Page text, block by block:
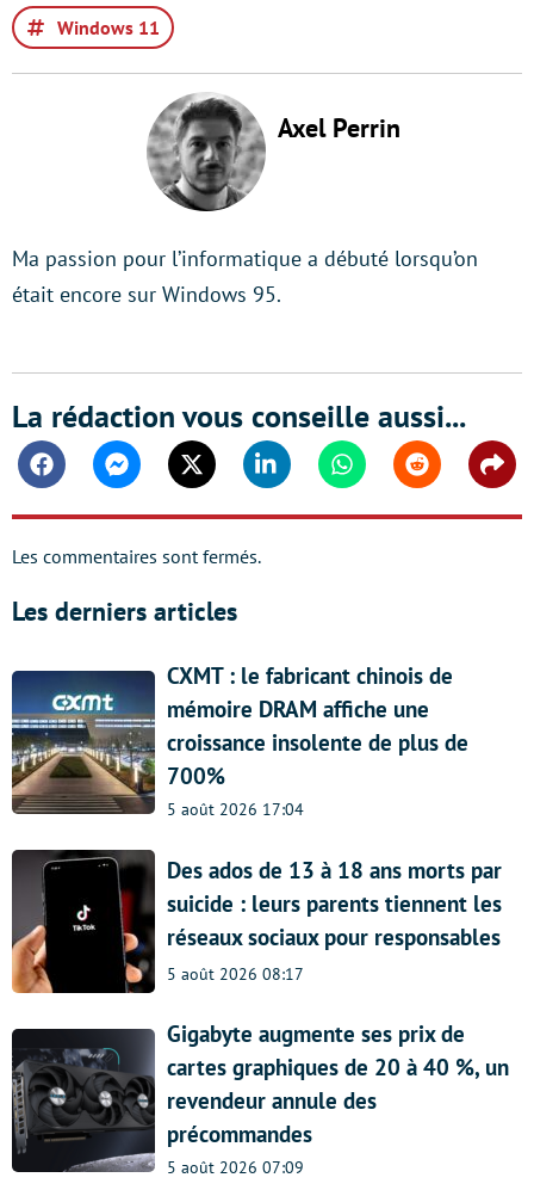
Windows 11
Axel Perrin
Ma passion pour l’informatique a débuté lorsqu’on
était encore sur Windows 95.
La rédaction vous conseille aussi...
FacebookMessengerTwitter Linkedin WhatsappReddit
Les commentaires sont fermés.
Les derniers articles
CXMT : le fabricant chinois de
mémoire DRAM affiche une
croissance insolente de plus de
700%
5 août 2026 17:04
Des ados de 13 à 18 ans morts par
suicide : leurs parents tiennent les
réseaux sociaux pour responsables
5 août 2026 08:17
Gigabyte augmente ses prix de
cartes graphiques de 20 à 40 %, un
revendeur annule des
précommandes
5 août 2026 07:09